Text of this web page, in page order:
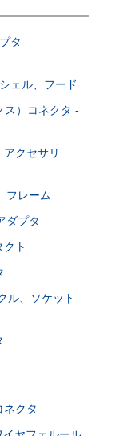
タ
ェル、フード
ス）コネクタ -
クセサリ
フレーム
ダプタ
ト
ル、ソケット
ネクタ